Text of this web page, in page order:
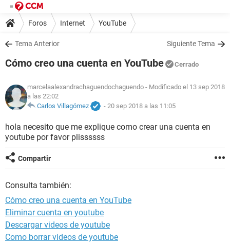
Foros Internet YouTube
Tema Anterior Siguiente Tema
Cómo creo una cuenta en YouTube Cerrado
marcelaalexandrachaguendochaguendo - Modificado el 13 sep 2018
a las 22:02
Carlos Villagómez
-20 sep 2018 a las 11:05
hola necesito que me explique como crear una cuenta en
youtube por favor plissssss
Compartir
Consulta también:
Cómo creo una cuenta en YouTube
Eliminar cuenta en youtube
Descargar videos de youtube
Como borrar videos de youtube